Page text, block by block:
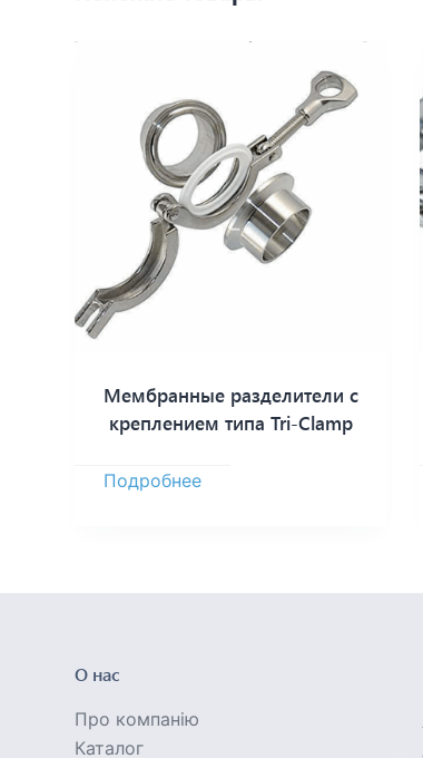
Мембранные разделители с
креплением типа Tri-Clamp
Подробнее
О нас
Про компанію
Каталог